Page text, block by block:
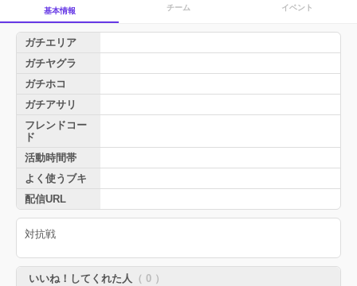
基本情報 チーム イベント
ガチエリア
ガチヤグラ
ガチホコ
ガチアサリ
フレンドコー
ド
活動時間帯
よく使うブキ
配信URL
対抗戦
いいね！してくれた人 （ 0 ）